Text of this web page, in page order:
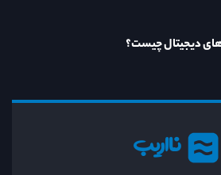
نااریب
های دیجیتال چیست؟